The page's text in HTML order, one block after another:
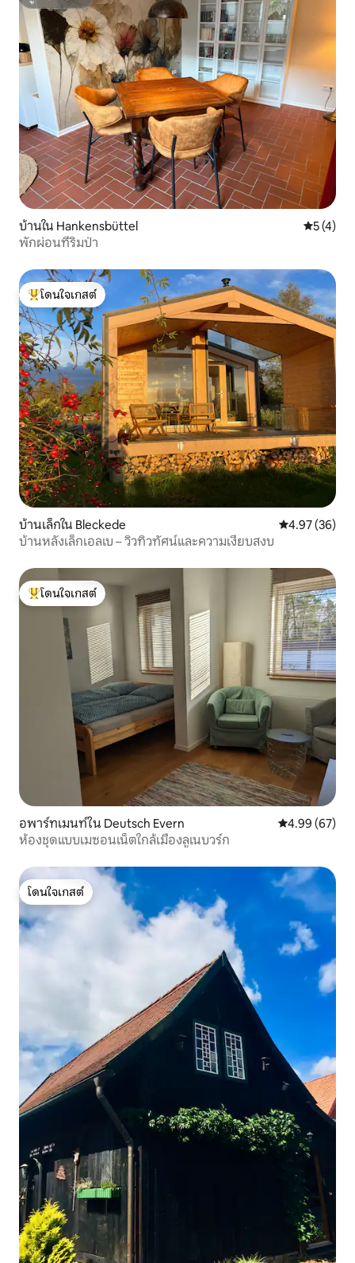
ซูเปอร์โฮสต์
บ้านใน Hankensbüttel คะแนนเฉ
5 (4)
พักผ่อนที่ริมป่า
โดนใจเกสต์ที่สุด
โดนใจเกสต์
บ้านเล็กใน Bleckede คะแนนเฉลี่ย
4.97 (36)
บ้านหลังเล็กเอลเบ – วิวทิวทัศน์และความเงียบสงบ
โดนใจเกสต์ที่สุด
โดนใจเกสต์
อพาร์ทเมนท์ใน Deutsch Evern คะแนนเฉลี่ย
4.99 (67)
ห้องชุดแบบเมซอนเน็ตใกล้เมืองลูเนบวร์ก
โดนใจเกสต์
โดนใจเกสต์